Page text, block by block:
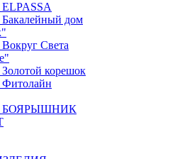
дом
Света
корешок